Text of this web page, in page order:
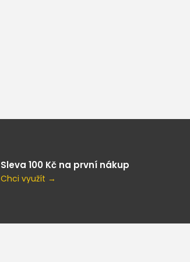
Sleva 100 Kč na první nákup
Chci využít →